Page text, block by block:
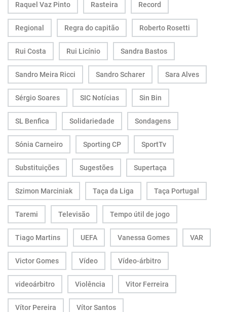
Raquel Vaz Pinto Rasteira Record
Regional Regra do capitão Roberto Rosetti
Rui Costa Rui Licínio Sandra Bastos
Sandro Meira Ricci Sandro Scharer Sara Alves
Sérgio Soares SIC Notícias Sin Bin
SL Benfica Solidariedade Sondagens
Sónia Carneiro Sporting CP SportTv
Substituições Sugestões Supertaça
Szimon Marciniak Taça da Liga Taça Portugal
Taremi Televisão Tempo útil de jogo
Tiago Martins UEFA Vanessa Gomes VAR
Victor Gomes Vídeo Vídeo-árbitro
videoárbitro Violência Vitor Ferreira
Vítor Pereira Vítor Santos